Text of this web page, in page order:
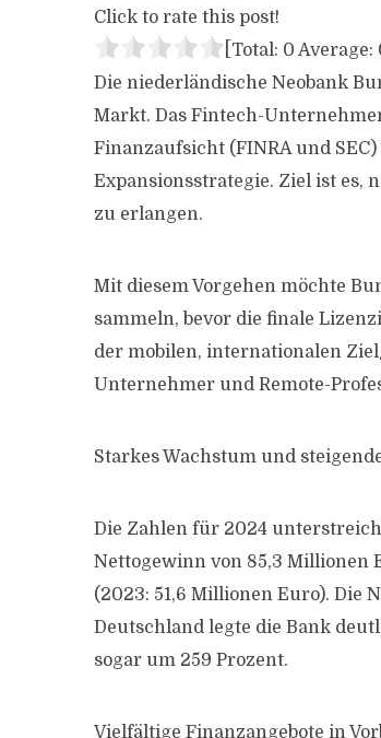
Click to rate this post!
[Total: 0 Average:
Die niederländische Neobank
Markt. Das Fintech-
Finanzaufsicht (FINRA und
Expansionsstrategie. Ziel ist es,
zu erlangen.
Mit diesem Vorgehen möchte
sammeln, bevor die finale
der mobilen, internationalen
Unternehmer und Remote-
Starkes Wachstum und
Die Zahlen für 2024
Nettogewinn von 85,3 Millionen
(2023: 51,6 Millionen Euro). Die
Deutschland legte die Bank
sogar um 259 Prozent.
Vielfältige Finanzangebote in